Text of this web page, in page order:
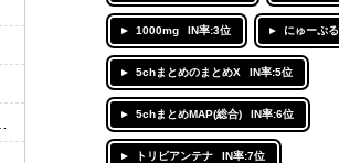
1000mg IN率:3位 にゅーぷる
5chまとめのまとめX IN率:5位
5chまとめMAP(総合) IN率:6位
トリビアンテナ IN率:7位